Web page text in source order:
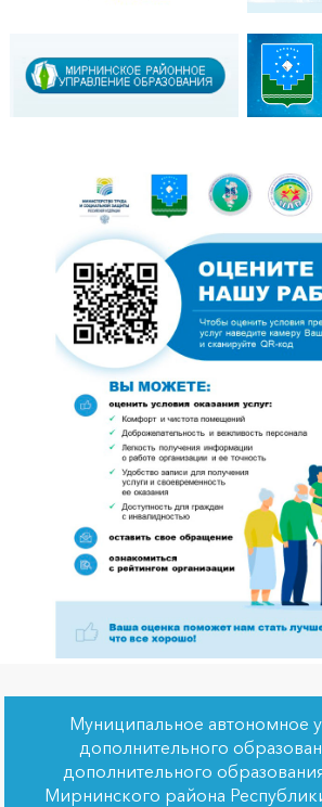
Муниципальное автономное
дополнительного
дополнительного
Мирнинского района